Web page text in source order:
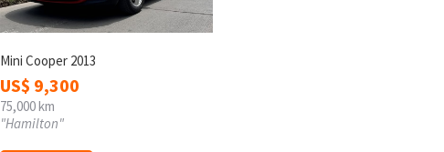
Mini Cooper 2013
US$ 9,300
75,000 km
"Hamilton"